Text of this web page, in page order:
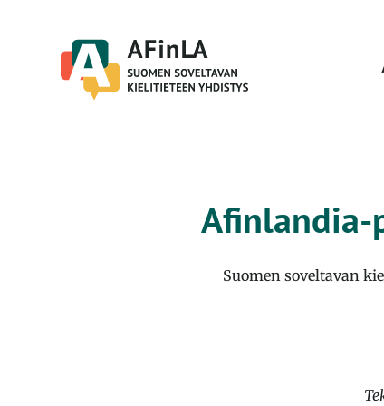
Suomen soveltavan